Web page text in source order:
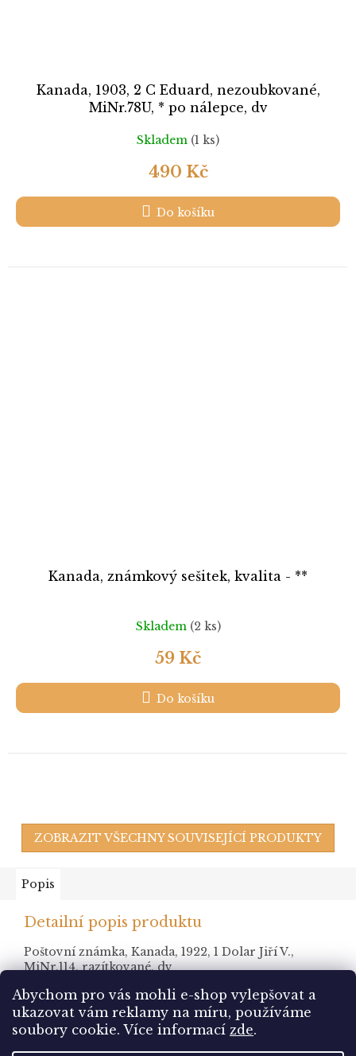
Abychom pro vás mohli e-shop vylepšovat a
ukazovat vám reklamy na míru, používáme
soubory cookie. Více informací zde.
Kanada, 1903, 2 C Eduard, nezoubkované,
MiNr.78U, * po nálepce, dv
Skladem (1 ks)
490 Kč
Do košíku
Kanada, známkový sešitek, kvalita - **
Skladem (2 ks)
59 Kč
Do košíku
ZOBRAZIT VŠECHNY SOUVISEJÍCÍ PRODUKTY
Popis
Detailní popis produktu
Poštovní známka, Kanada, 1922, 1 Dolar Jiří V.,
MiNr.114, razítkované, dv